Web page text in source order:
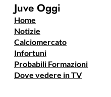
Juve Oggi
Home
Notizie
Calciomercato
Infortuni
Probabili Formazioni
Dove vedere in TV